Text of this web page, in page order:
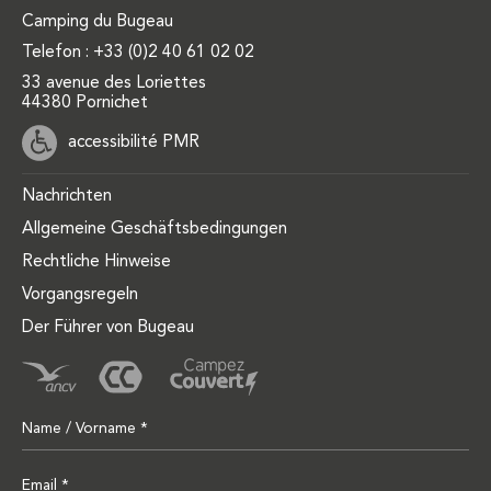
Camping du Bugeau
Telefon : +33 (0)2 40 61 02 02
33 avenue des Loriettes
44380 Pornichet
accessibilité PMR
Nachrichten
Allgemeine Geschäftsbedingungen
Rechtliche Hinweise
Vorgangsregeln
Der Führer von Bugeau